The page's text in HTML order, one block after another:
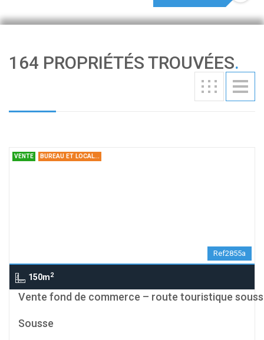
164 PROPRIÉTÉS TROUVÉES.
VENTE BUREAU ET LOCAL...
Ref2855a
150m2
Vente fond de commerce – route touristique
Sousse